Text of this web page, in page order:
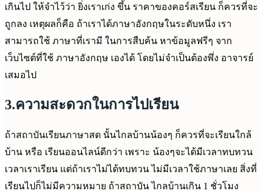
เกินไป ให้จำไว้ว่า ยิ่งเราเก่ง ขึ้น ราคาของคอร์สเรียน ก็ควรที่จะ
ถูกลง เหตุผลก็คือ ถ้าเราได้ภาษาอังกฤษในระดับหนึ่ง เรา
สามารถใช้ ภาษาที่เรามี ในการสืบค้น หาข้อมูลฟรีๆ จาก
เว็บไซต์ที่ใช้ ภาษาอังกฤษ เองได้ โดยไม่จำเป็นต้องพึ่ง อาจารย์
เสมอไป
3.ความสะดวกในการไปเรียน
ถ้าสถาบันเรียนภาษาสด นั้นไกลบ้านน้องๆ ก็ควรที่จะเรียนใกล้
บ้าน หรือ เรียนออนไลน์ดีกว่า เพราะ น้องๆจะได้มีเวลาทบทวน
เวลาเราเรียน แต่ถ้าเราไม่ได้ทบทวน ไม่มีเวลาใช้ภาษาเลย สิ่งที่
เรียนไปก็ไม่มีความหมาย ถ้าสถาบัน ไกลบ้านเกิน 1 ชั่วโมง